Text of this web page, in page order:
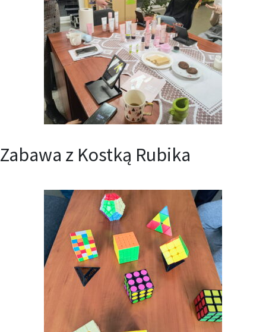
Zabawa z Kostką Rubika